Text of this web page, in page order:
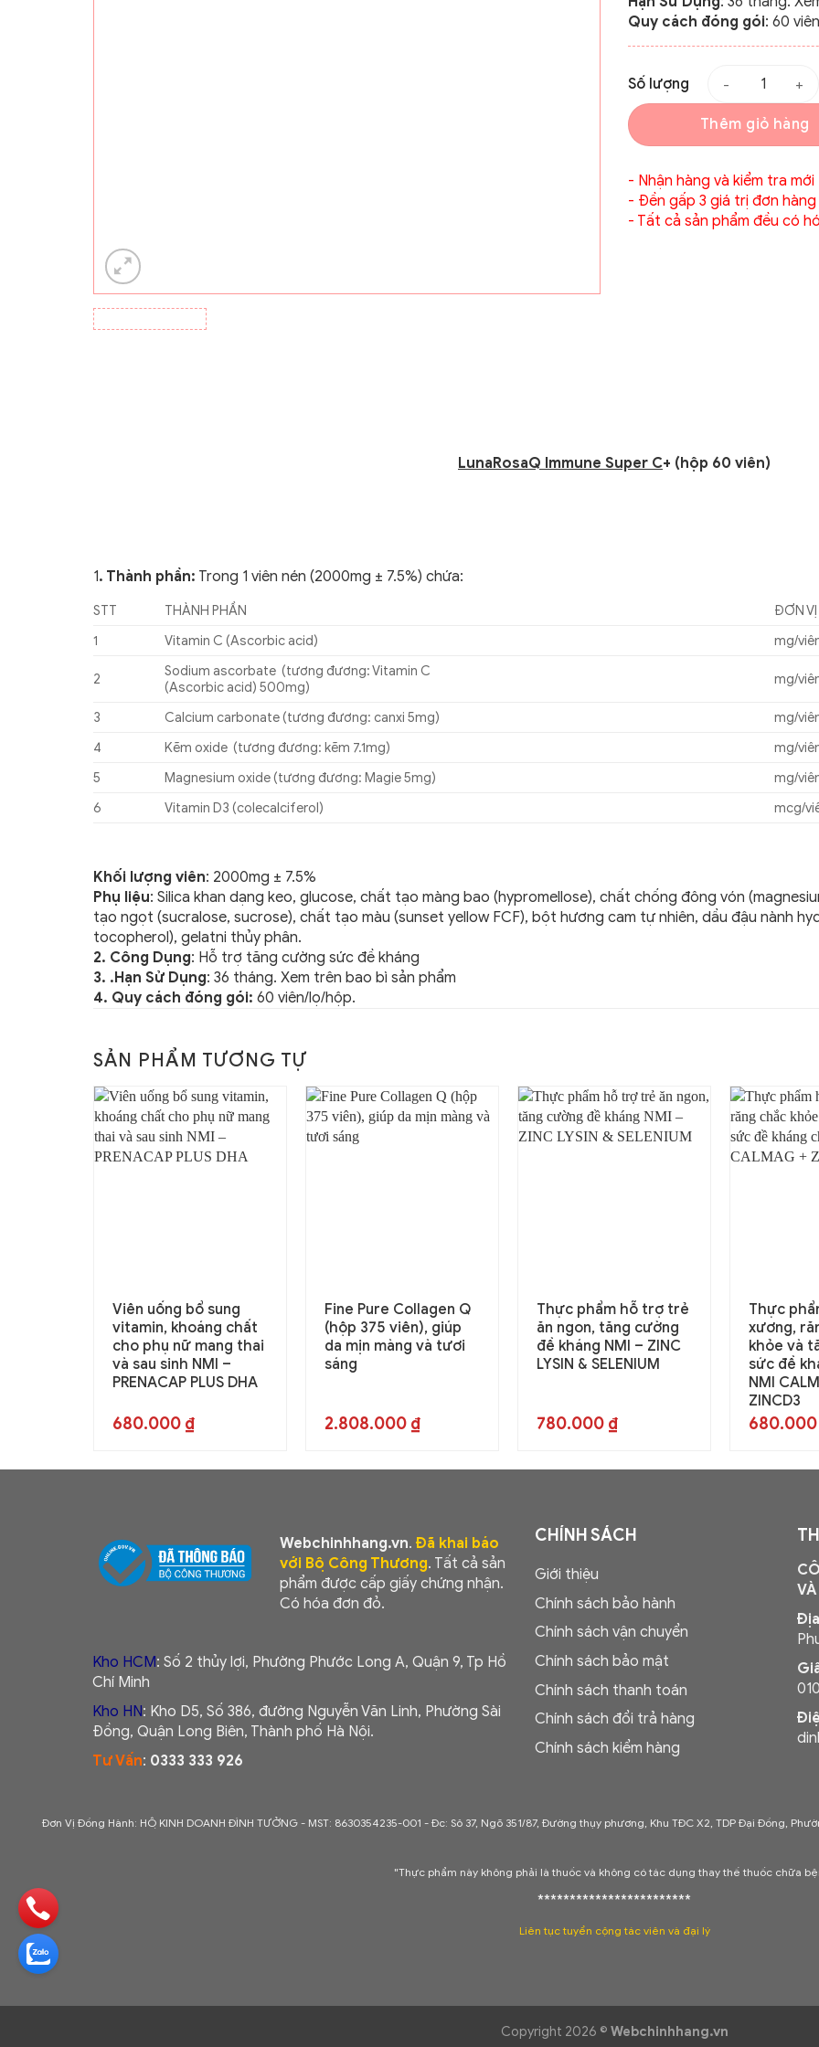
Quy cách đóng gói: 60
Số lượng
Thêm giỏ hàng
- Nhận hàng và kiểm tra
- Đền gấp 3 giá trị đơn
- Tất cả sản phẩm đều có
LunaRosaQ Immune Super C+ (hộp 60 viên)
1. Thành phần: Trong 1 viên nén (2000mg ± 7.5%) chứa:
STT THÀNH PHẦN
ĐƠN
1
Vitamin C (Ascorbic acid) mg/
2
Sodium ascorbate (tương đương: Vitamin C
(Ascorbic acid) 500mg)
mg/
3 Calcium carbonate (tương đương: canxi 5mg)
mg/
4
Kẽm oxide (tương đương: kẽm 7.1mg)
mg/
5
Magnesium oxide (tương đương: Magie 5mg)
mg/
6
Vitamin D3 (colecalciferol) mcg/
Khối lượng viên: 2000mg ± 7.5%
Phụ liệu: Silica khan dạng keo, glucose, chất tạo màng bao (hypromellose), chất chống đông vón
tạo ngọt (sucralose, sucrose), chất tạo màu (sunset yellow FCF), bột hương cam tự nhiên, dầu đậu nành
tocopherol), gelatni thủy phân.
2. Công Dụng: Hỗ trợ tăng cường sức đề kháng
3. .Hạn Sử Dụng: 36 tháng. Xem trên bao bì sản phẩm
4. Quy cách đóng gói: 60 viên/lọ/hộp.
SẢN PHẨM TƯƠNG TỰ
Viên uống bổ sung
vitamin, khoáng chất
cho phụ nữ mang thai
và sau sinh NMI –
PRENACAP PLUS DHA
680.000 ₫
Fine Pure Collagen Q
(hộp 375 viên), giúp
da mịn màng và tươi
sáng
2.808.000 ₫
Thực phẩm hỗ trợ trẻ
ăn ngon, tăng cường
đề kháng NMI – ZINC
LYSIN & SELENIUM
780.000 ₫
Thực
xương,
khỏe và
sức đề
NMI
ZINCD3
Webchinhhang.vn. Đã khai báo
với Bộ Công Thương. Tất cả sản
phẩm được cấp giấy chứng nhận.
Có hóa đơn đỏ.
Kho HCM: Số 2 thủy lợi, Phường Phước Long A, Quận 9, Tp Hồ
Chí Minh
Kho HN: Kho D5, Số 386, đường Nguyễn Văn Linh, Phường Sài
Đồng, Quận Long Biên, Thành phố Hà Nội.
Tư Vấn: 0333 333 926
CHÍNH SÁCH
Giới thiệu
Chính sách bảo hành
Chính sách vận chuyển
Chính sách bảo mật
Chính sách thanh toán
Chính sách đổi trả hàng
Chính sách kiểm hàng
Đơn Vị Đồng Hành: HỘ KINH DOANH ĐÌNH TƯỞNG - MST: 8630354235-001 - Đc: Sô 37, Ngõ 351/87, Đường thụy phương, Khu TĐC X2, TDP Đại Đồng,
"Thực phẩm này không phải là thuốc và không có tác dụng thay thế thuốc chữa
************************
Liên tục tuyển cộng tác viên và đại lý
Copyright 2026 © Webchinhhang.vn